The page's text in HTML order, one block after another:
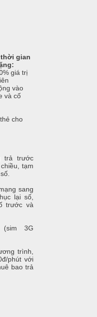
gian
giá trị
vào
và cố
cho
trả trước
tạm
sang
lại số,
trước và
3G
trình,
phút với
bao trả